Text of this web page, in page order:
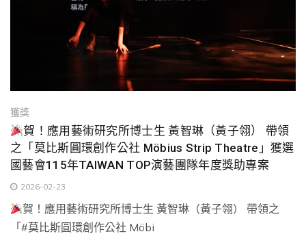
獲獎
賀！應用藝術研究所博士生 黃智琳（黃子翎） 帶領
之「莫比斯圓環創作公社 Möbius Strip Theatre」獲選
國藝會115年TAIWAN TOP演藝團隊年度獎助專案
2026-02-23
賀！應用藝術研究所博士生 黃智琳（黃子翎） 帶領之
「#莫比斯圓環創作公社 Möbi